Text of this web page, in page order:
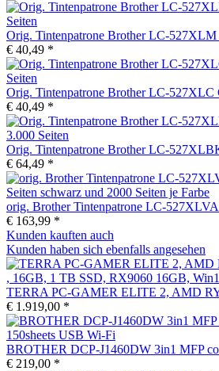
Orig. Tintenpatrone Brother LC-527XLM
€ 40,49 *
Orig. Tintenpatrone Brother LC-527XLC
€ 40,49 *
Orig. Tintenpatrone Brother LC-
€ 64,49 *
orig. Brother Tintenpatrone LC-
€ 163,99 *
Kunden kauften auch
Kunden haben sich ebenfalls angesehen
TERRA PC-GAMER ELITE 2, AMD
€ 1.919,00 *
BROTHER DCP-J1460DW 3in1 MFP
€ 219,00 *